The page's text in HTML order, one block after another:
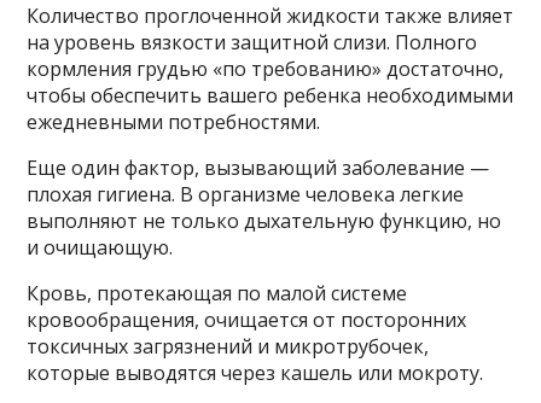
Количество проглоченной жидкости также влияет
на уровень вязкости защитной слизи. Полного
кормления грудью «по требованию» достаточно,
чтобы обеспечить вашего ребенка необходимыми
ежедневными потребностями.
Еще один фактор, вызывающий заболевание —
плохая гигиена. В организме человека легкие
выполняют не только дыхательную функцию, но
и очищающую.
Кровь, протекающая по малой системе
кровообращения, очищается от посторонних
токсичных загрязнений и микротрубочек,
которые выводятся через кашель или мокроту.